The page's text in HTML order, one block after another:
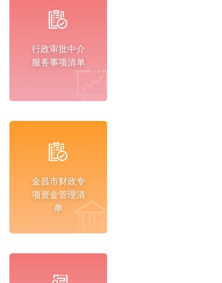
行政审批中介
服务事项清单
金昌市财政专
项资金管理清
单